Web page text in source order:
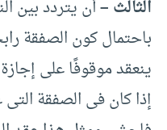
الثالث – أن يتردد بين
باحتمال كون الصفقة
ينعقد موقوفًا على
إذا كان فى الصفقة